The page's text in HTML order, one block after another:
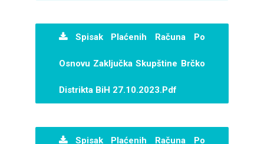
Spisak Plaćenih Računa Po
Osnovu Zaključka Skupštine Brčko
Distrikta BiH 27.10.2023.pdf
Spisak Plaćenih Računa Po